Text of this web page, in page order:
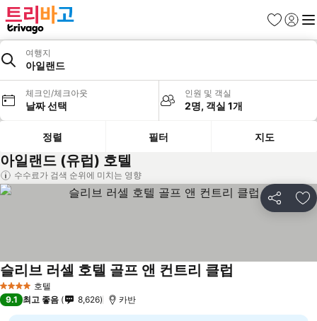
즐겨찾기
로그인
메
여행지
아일랜드
체크인/체크아웃
날짜 선택
인원 및 객실
2명, 객실 1개
정렬 필터 지도
아일랜드 (유럽) 호텔
수수료가 검색 순위에 미치는 영향
공유 즐
4 성급 호텔
슬리브 러셀 호텔 골프 앤 컨트리 클럽
9.1 최고 좋음 8,626 카반